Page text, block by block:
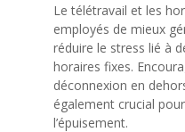
Le télétravail et les
employés de mieux
réduire le stress lié à
horaires fixes.
déconnexion en
également crucial
l’épuisement.